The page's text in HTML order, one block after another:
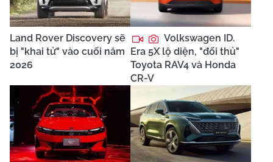
Land Rover Discovery sẽ
bị "khai tử" vào cuối năm
2026
Volkswagen ID.
Era 5X lộ diện, "đối thủ"
Toyota RAV4 và Honda
CR-V